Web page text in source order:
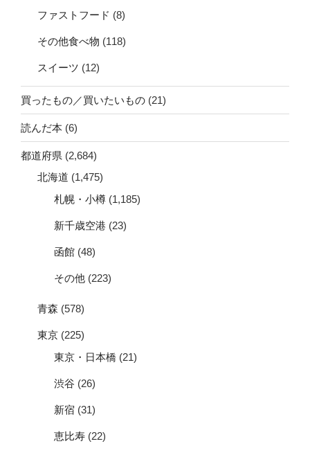
ファストフード (8)
その他食べ物 (118)
スイーツ (12)
買ったもの／買いたいもの (21)
読んだ本 (6)
都道府県 (2,684)
北海道 (1,475)
札幌・小樽 (1,185)
新千歳空港 (23)
函館 (48)
その他 (223)
青森 (578)
東京 (225)
東京・日本橋 (21)
渋谷 (26)
新宿 (31)
恵比寿 (22)